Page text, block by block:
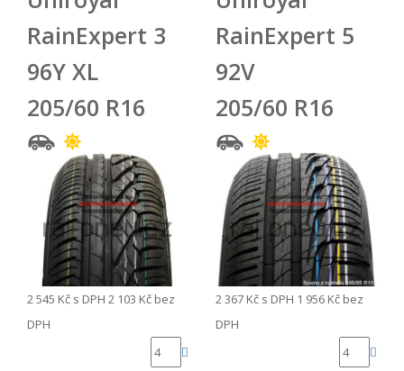
RainExpert 3
96Y XL
205/60 R16
2 545 Kč s DPH 2 103 Kč bez
DPH
RainExpert 5
92V
205/60 R16
2 367 Kč s DPH 1 956 Kč bez
DPH